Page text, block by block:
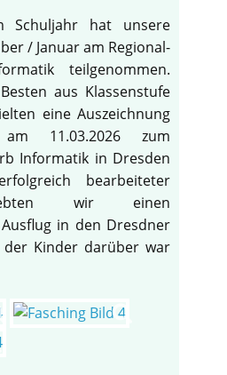
Schuljahr hat unsere
/ Januar am Regional-
teilgenommen.
aus Klassenstufe
eine Auszeichnung
11.03.2026 zum
Informatik in Dresden
bearbeiteter
wir einen
in den Dresdner
der Kinder darüber war